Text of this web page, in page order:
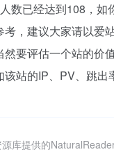
数已经达到108，
考，建议大家请以爱
要评估一个站的价
站的IP、PV、跳出
库提供的